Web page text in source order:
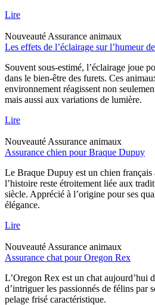
Lire
Nouveauté Assurance animaux
Les effets de l’éclairage sur l’humeur
Souvent sous-estimé, l’éclairage joue
dans le bien-être des furets. Ces
environnement réagissent non
mais aussi aux variations de lumière.
Lire
Nouveauté Assurance animaux
Assurance chien pour Braque Dupuy
Le Braque Dupuy est un chien français
l’histoire reste étroitement liée aux
siècle. Apprécié à l’origine pour ses
élégance.
Lire
Nouveauté Assurance animaux
Assurance chat pour Oregon Rex
L’Oregon Rex est un chat aujourd’hui
d’intriguer les passionnés de félins par
pelage frisé caractéristique.